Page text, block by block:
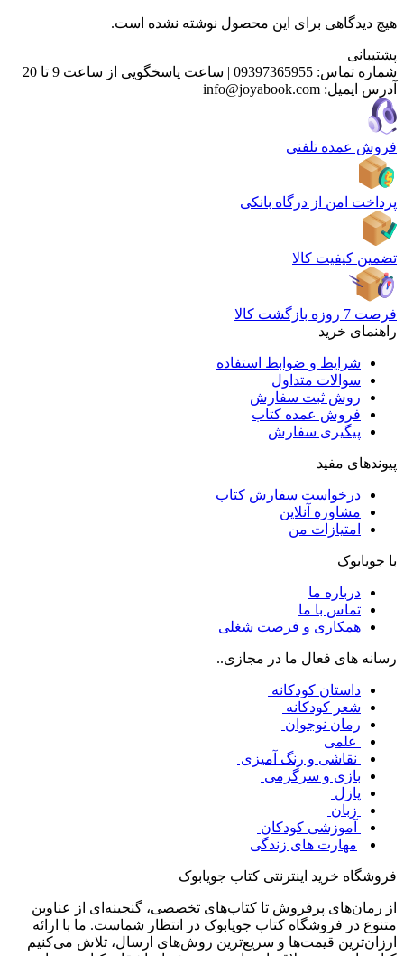
هیچ دیدگاهی برای این محصول نوشته نشده است.
پشتیبانی
شماره تماس: 09397365955
| ساعت پاسخگویی از ساعت 9 تا 20
آدرس ایمیل: info@joyabook.com
فروش عمده تلفنی
پرداخت امن از درگاه بانکی
تضمین کیفیت کالا
فرصت 7 روزه بازگشت کالا
راهنمای خرید
شرایط و ضوابط استفاده
سوالات متداول
روش ثبت سفارش
فروش عمده کتاب
پیگیری سفارش
پیوندهای مفید
درخواست سفارش کتاب
مشاوره آنلاین
امتیازات من
با جویابوک
درباره ما
تماس با ما
همکاری و فرصت شغلی
رسانه های فعال ما در مجازی..
داستان کودکانه
شعر کودکانه
رمان نوجوان
علمی
نقاشی و رنگ آمیزی
بازی و سرگرمی
پازل
زبان
آموزشی کودکان
مهارت های زندگی
فروشگاه خرید اینترنتی کتاب جویابوک
از رمان‌های پرفروش تا کتاب‌های تخصصی، گنجینه‌ای از عناوین
متنوع در فروشگاه کتاب جویابوک در انتظار شماست. ما با ارائه
ارزان‌ترین قیمت‌ها و سریع‌ترین روش‌های ارسال، تلاش می‌کنیم